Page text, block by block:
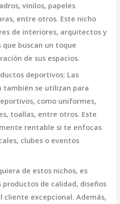
vinilos, papeles
entre otros. Este nicho
de interiores, arquitectos y
buscan un toque
de sus espacios.
deportivos: Las
también se utilizan para
como uniformes,
toallas, entre otros. Este
rentable si te enfocas
clubes o eventos
de estos nichos, es
de calidad, diseños
cliente excepcional. Además,